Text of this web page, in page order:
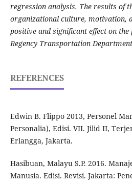
regression analysis. The results of
organizational culture, motivation,
positive and significant effect on
Regency Transportation Department
REFERENCES
Edwin B. Flippo 2013, Personel
Personalia), Edisi. VII. Jilid II,
Erlangga, Jakarta.
Hasibuan, Malayu S.P. 2016.
Manusia. Edisi. Revisi. Jakarta: